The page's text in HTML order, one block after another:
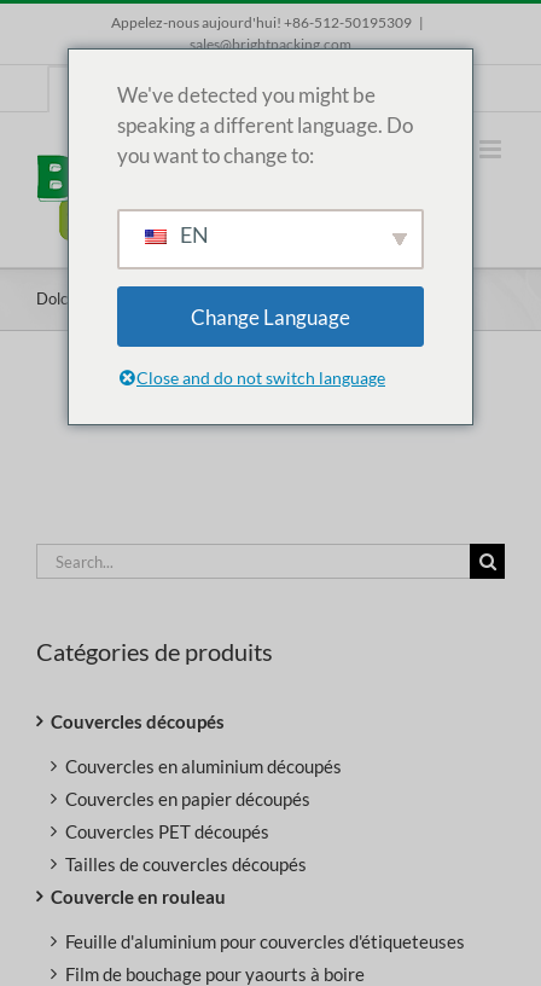
Appelez-nous aujourd'hui! +86-512-50195309 |
sales@brightpacking.com
FR
Dolce gusto
Search
for:
Catégories de produits
Couvercles découpés
Couvercles en aluminium découpés
Couvercles en papier découpés
Couvercles PET découpés
Tailles de couvercles découpés
Couvercle en rouleau
Feuille d'aluminium pour couvercles d'étiqueteuses
Film de bouchage pour yaourts à boire
We've detected you might be
speaking a different language. Do
you want to change to:
EN
Change Language
Close and do not switch language